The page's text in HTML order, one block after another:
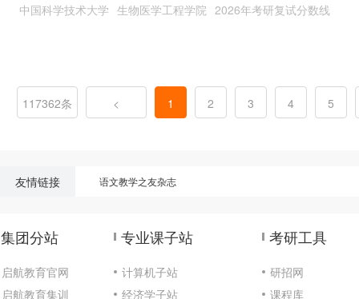
中国科学技术大学 生物医学工程学院 2026年考研复试分数线
117362条 < 1 2 3 4 5
友情链接 语文教学之友杂志
集团分站
启航教育官网
启航教育集训
专业课子站
计算机子站
经济学子站
考研工具
研招网
课程库